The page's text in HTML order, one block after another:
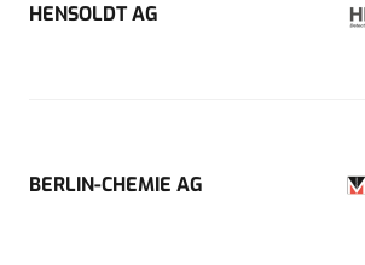
HENSOLDT AG
BERLIN-CHEMIE AG